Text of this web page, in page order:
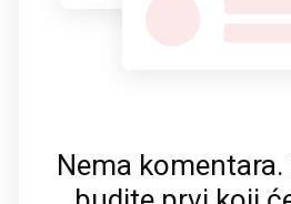
Nema komentara.